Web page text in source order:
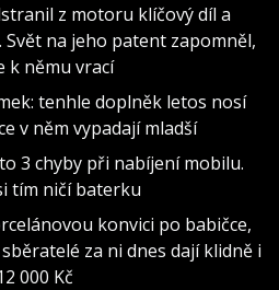
z motoru klíčový díl a
na jeho patent zapomněl,
k němu vrací
tenhle doplněk letos nosí
v něm vypadají mladší
3 chyby při nabíjení mobilu.
tím ničí baterku
konvici po babičce,
za ni dnes dají klidně i
000 Kč